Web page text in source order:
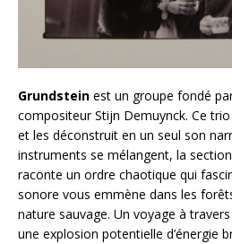
Grundstein est un groupe fondé
compositeur Stijn Demuynck. Ce
et les déconstruit en un seul son
instruments se mélangent, la
raconte un ordre chaotique qui
sonore vous emmène dans les
nature sauvage. Un voyage à
une explosion potentielle d’énergie